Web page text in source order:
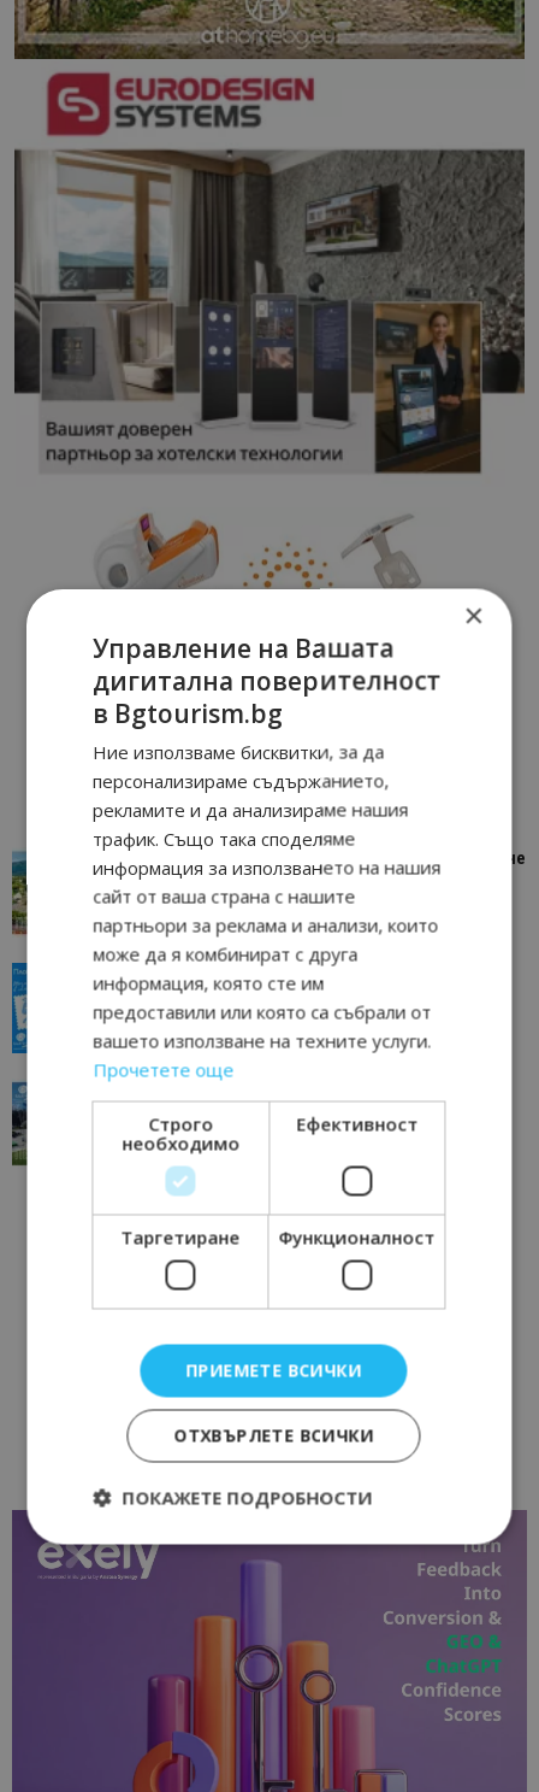
“Пощенска картичка от…”: Петрич – Изживяване
отвъд очакваното
11/07/2026 11:22
всички времена
традициите, културата и вдъхновяващите...
Перник 17/06/2026 09:01
×
Управление на Вашата
дигитална поверителност
в Bgtourism.bg
Ние използваме бисквитки, за да
персонализираме съдържанието,
рекламите и да анализираме нашия
трафик. Също така споделяме
информация за използването на нашия
сайт от ваша страна с нашите
партньори за реклама и анализи, които
може да я комбинират с друга
информация, която сте им
предоставили или която са събрали от
вашето използване на техните услуги.
Прочетете още
Строго
необходимо
Ефективност
Таргетиране Функционалност
ПРИЕМЕТЕ ВСИЧКИ
ОТХВЪРЛЕТЕ ВСИЧКИ
ПОКАЖЕТЕ ПОДРОБНОСТИ
Функционалност
Строго необходимите бисквитки позволяват
основната функционалност на уебсайта, като
потребителско влизане и управление на
акаунта. Уебсайтът не може да се използва
правилно без строго необходими бисквитки.
Доставчик